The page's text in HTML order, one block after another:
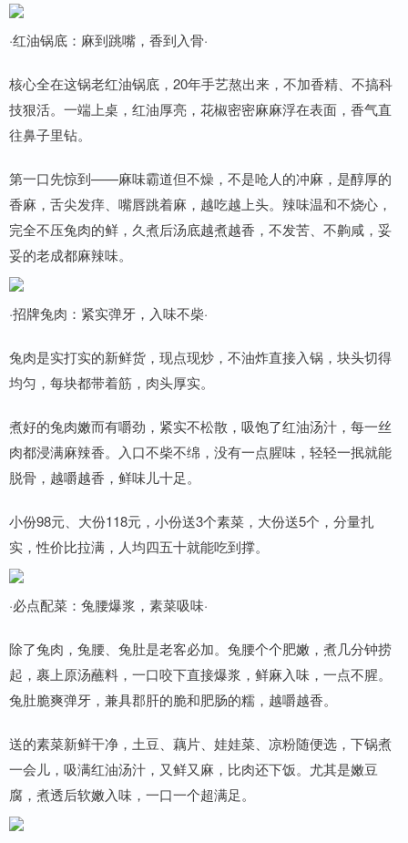
·红油锅底：麻到跳嘴，香到入骨·
核心全在这锅老红油锅底，20年手艺熬出来，不加香精、不搞科
技狠活。一端上桌，红油厚亮，花椒密密麻麻浮在表面，香气直
往鼻子里钻。
第一口先惊到——麻味霸道但不燥，不是呛人的冲麻，是醇厚的
香麻，舌尖发痒、嘴唇跳着麻，越吃越上头。辣味温和不烧心，
完全不压兔肉的鲜，久煮后汤底越煮越香，不发苦、不齁咸，妥
妥的老成都麻辣味。
·招牌兔肉：紧实弹牙，入味不柴·
兔肉是实打实的新鲜货，现点现炒，不油炸直接入锅，块头切得
均匀，每块都带着筋，肉头厚实。
煮好的兔肉嫩而有嚼劲，紧实不松散，吸饱了红油汤汁，每一丝
肉都浸满麻辣香。入口不柴不绵，没有一点腥味，轻轻一抿就能
脱骨，越嚼越香，鲜味儿十足。
小份98元、大份118元，小份送3个素菜，大份送5个，分量扎
实，性价比拉满，人均四五十就能吃到撑。
·必点配菜：兔腰爆浆，素菜吸味·
除了兔肉，兔腰、兔肚是老客必加。兔腰个个肥嫩，煮几分钟捞
起，裹上原汤蘸料，一口咬下直接爆浆，鲜麻入味，一点不腥。
兔肚脆爽弹牙，兼具郡肝的脆和肥肠的糯，越嚼越香。
送的素菜新鲜干净，土豆、藕片、娃娃菜、凉粉随便选，下锅煮
一会儿，吸满红油汤汁，又鲜又麻，比肉还下饭。尤其是嫩豆
腐，煮透后软嫩入味，一口一个超满足。